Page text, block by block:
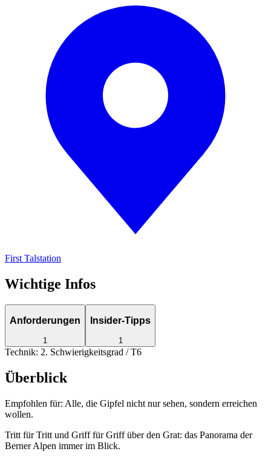
First Talstation
Wichtige Infos
Anforderungen
1
Insider-Tipps
1
Technik: 2. Schwierigkeitsgrad / T6
Überblick
Empfohlen für: Alle, die Gipfel nicht nur sehen, sondern erreichen
wollen.
Tritt für Tritt und Griff für Griff über den Grat: das Panorama der
Berner Alpen immer im Blick.